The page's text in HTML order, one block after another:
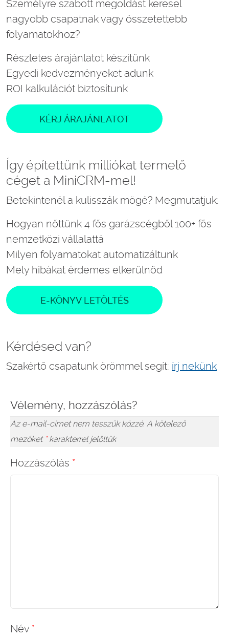
Személyre szabott megoldást keresel
nagyobb csapatnak vagy összetettebb
folyamatokhoz?
Részletes árajánlatot készítünk
Egyedi kedvezményeket adunk
ROI kalkulációt biztosítunk
KÉRJ ÁRAJÁNLATOT
Így építettünk milliókat termelő
céget a MiniCRM-mel!
Betekintenél a kulisszák mögé? Megmutatjuk:
Hogyan nőttünk 4 fős garázscégből 100+ fős
nemzetközi vállalattá
Milyen folyamatokat automatizáltunk
Mely hibákat érdemes elkerülnöd
E-KÖNYV LETÖLTÉS
Kérdésed van?
Szakértő csapatunk örömmel segít: írj nekünk
Vélemény, hozzászólás?
Az e-mail-címet nem tesszük közzé. A kötelező
mezőket *karakterrel jelöltük
Hozzászólás *
Név *